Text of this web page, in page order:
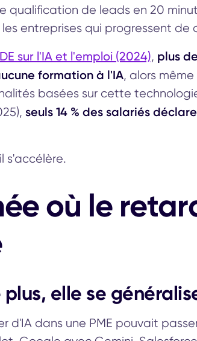
qualification de leads en 20
entreprises qui progressent de
sur l'IA et l'emploi (2024), plus
formation à l'IA, alors
basées sur cette
seuls 14 % des salariés
s'accélère.
où le
elle se
d'IA dans une PME pouvait